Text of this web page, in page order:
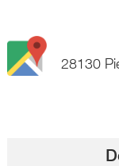
28130